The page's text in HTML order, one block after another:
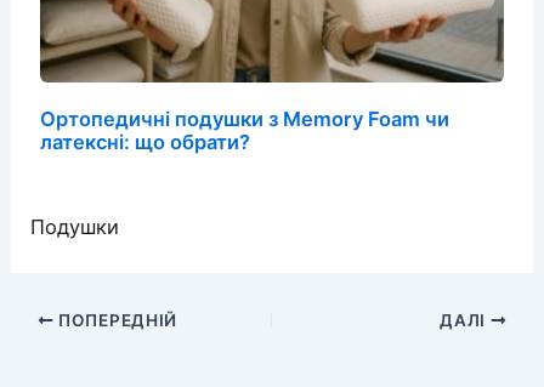
Ортопедичні подушки з Memory Foam чи
латексні: що обрати?
Подушки
ПОПЕРЕДНІЙ ДАЛІ